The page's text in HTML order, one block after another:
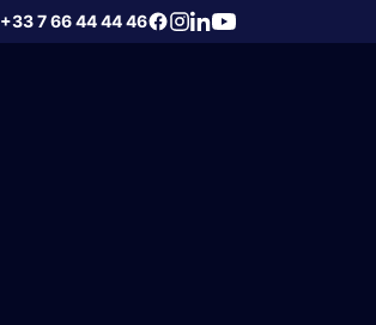
+33 7 66 44 44 46